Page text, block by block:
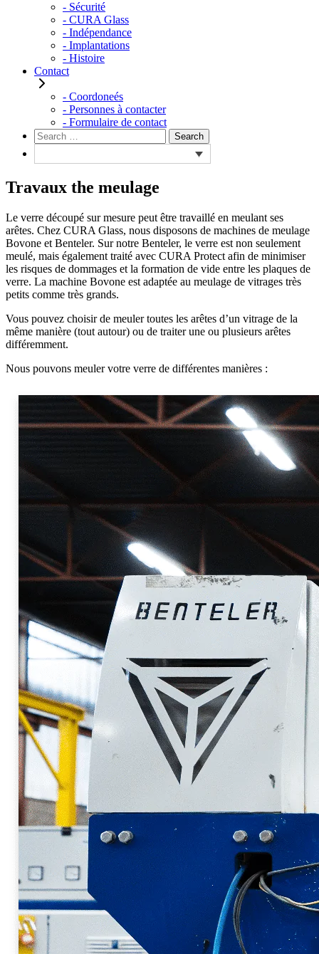
- Sécurité
- CURA Glass
- Indépendance
- Implantations
- Histoire
Contact
- Coordoneés
- Personnes à contacter
- Formulaire de contact
Rechercher :
Search
Travaux the meulage
Le verre découpé sur mesure peut être travaillé en meulant ses
arêtes. Chez CURA Glass, nous disposons de machines de meulage
Bovone et Benteler. Sur notre Benteler, le verre est non seulement
meulé, mais également traité avec CURA Protect afin de minimiser
les risques de dommages et la formation de vide entre les plaques de
verre. La machine Bovone est adaptée au meulage de vitrages très
petits comme très grands.
Vous pouvez choisir de meuler toutes les arêtes d’un vitrage de la
même manière (tout autour) ou de traiter une ou plusieurs arêtes
différemment.
Nous pouvons meuler votre verre de différentes manières :